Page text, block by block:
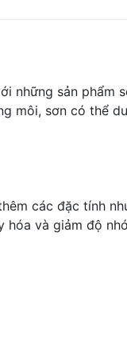
những sản phẩm
môi, sơn có thể
các đặc tính
và giảm độ